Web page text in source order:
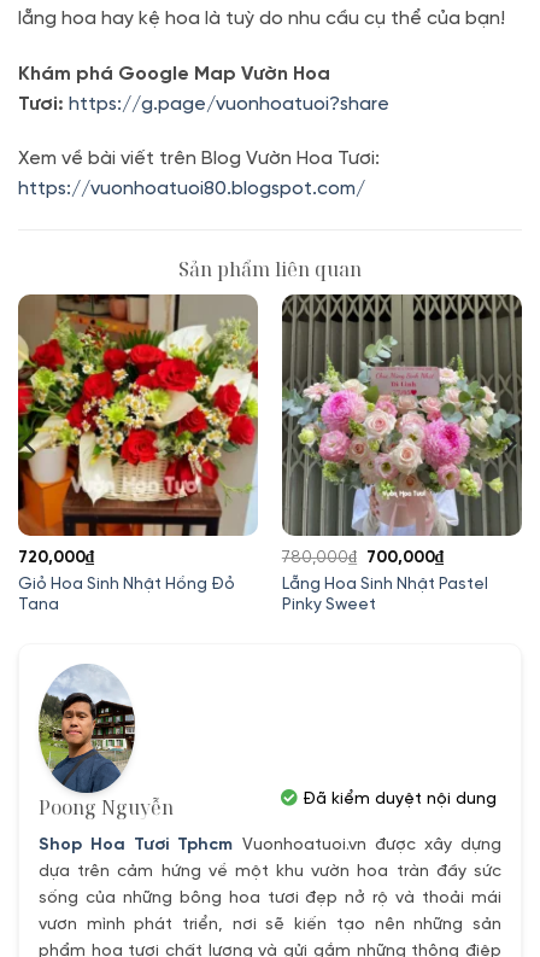
lẵng hoa hay kệ hoa là tuỳ do nhu cầu cụ thể của bạn!
Khám phá Google Map Vườn Hoa
Tươi: https://g.page/vuonhoatuoi?share
Xem về bài viết trên Blog Vườn Hoa Tươi:
https://vuonhoatuoi80.blogspot.com/
Sản phẩm liên quan
Giỏ Hoa Sinh Nhật Hồng Đỏ
Tana
720,000₫
Lẵng Hoa Sinh Nhật Pastel
Pinky Sweet
780,000₫
Giá
gốc
là:
700,000₫Giá
hiện
Poong Nguyễn
Shop Hoa Tươi Tphcm Vuonhoatuoi.vn được xây dựng
dựa trên cảm hứng về một khu vườn hoa tràn đầy sức
sống của những bông hoa tươi đẹp nở rộ và thoải mái
vươn mình phát triển, nơi sẽ kiến tạo nên những sản
phẩm hoa tươi chất lượng và gửi gắm những thông điệp
Đã kiểm duyệt nội dung